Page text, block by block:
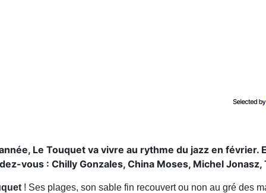
Le Touquet va vivre au rythme du jazz en février.
vous : Chilly Gonzales, China Moses, Michel
! Ses plages, son sable fin recouvert ou non au gré des